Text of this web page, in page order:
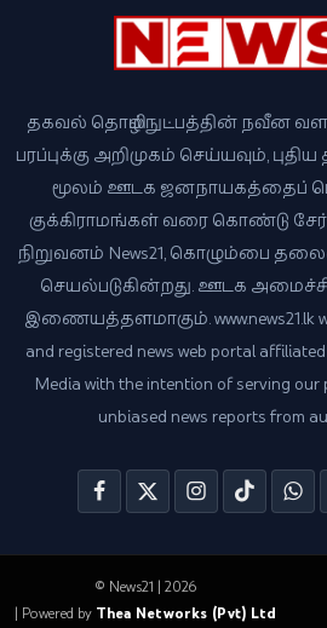
தகவல் தொழில்நுட்பத்தின் நவீன
பரப்புக்கு அறிமுகம் செய்யவும்,
மூலம் ஊடக ஜனநாயகத்தைப்
குக்கிராமங்கள் வரை கொண்டு
நிறுவனம் News21, கொழும்பை
செயல்படுகின்றது. ஊடக
இணையத்தளமாகும். www.news21.lk
and registered news web portal
Media with the intention of serving our
unbiased news reports from
© News21 | 2026
| Powered by Thea Networks (Pvt) Ltd